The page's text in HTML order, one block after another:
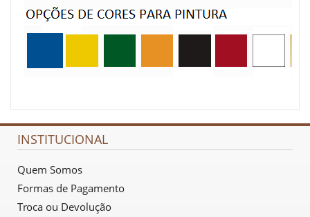
INSTITUCIONAL
Quem Somos
Formas de Pagamento
Troca ou Devolução